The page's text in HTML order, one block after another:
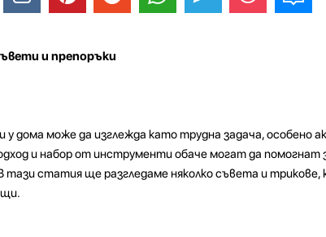
и препоръки
у дома може да изглежда като трудна задача, особено
и набор от инструменти обаче могат да помогнат
тази статия ще разгледаме няколко съвета и